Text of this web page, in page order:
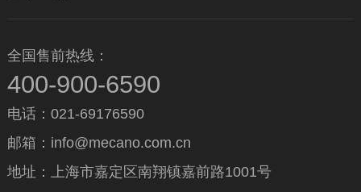
全国售前热线：
400-900-6590
电话：021-69176590
邮箱：info@mecano.com.cn
地址：上海市嘉定区南翔镇嘉前路1001号